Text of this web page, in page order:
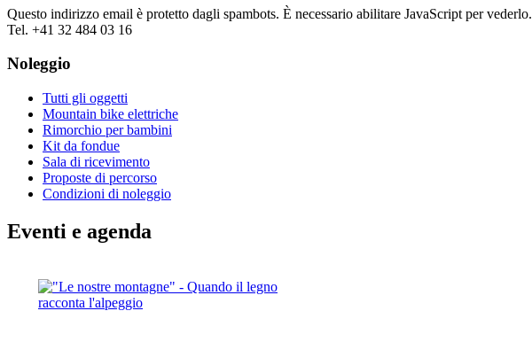
Questo indirizzo email è protetto dagli spambots. È necessario abilitare JavaScript per vederlo.
Tel. +41 32 484 03 16
Noleggio
Tutti gli oggetti
Mountain bike elettriche
Rimorchio per bambini
Kit da fondue
Sala di ricevimento
Proposte di percorso
Condizioni di noleggio
Eventi e agenda